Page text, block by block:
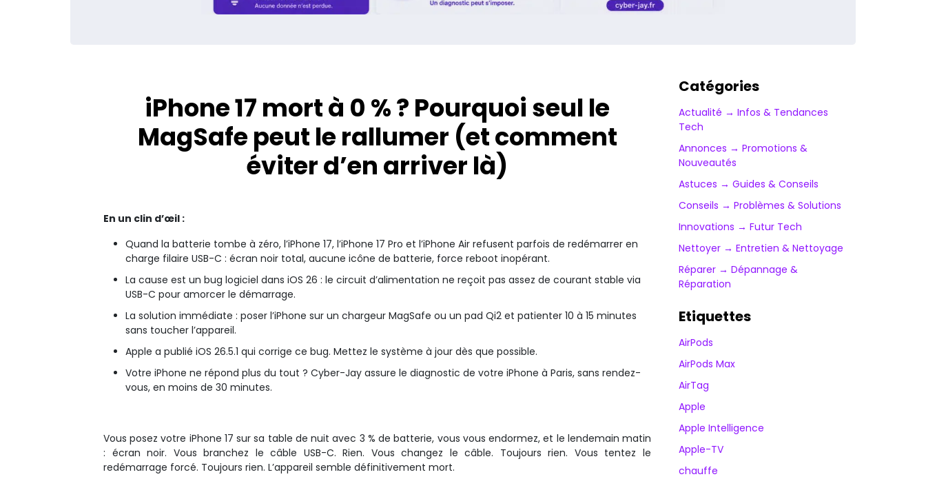
iPhone 17 mort à 0 % ? Pourquoi seul le
MagSafe peut le rallumer (et comment
éviter d’en arriver là)
En un clin d’œil :
Quand la batterie tombe à zéro, l’iPhone 17, l’iPhone 17 Pro et l’iPhone Air refusent parfois de redémarrer en
charge filaire USB-C : écran noir total, aucune icône de batterie, force reboot inopérant.
La cause est un bug logiciel dans iOS 26 : le circuit d’alimentation ne reçoit pas assez de courant stable via
USB-C pour amorcer le démarrage.
La solution immédiate : poser l’iPhone sur un chargeur MagSafe ou un pad Qi2 et patienter 10 à 15 minutes
sans toucher l’appareil.
Apple a publié iOS 26.5.1 qui corrige ce bug. Mettez le système à jour dès que possible.
Votre iPhone ne répond plus du tout ? Cyber-Jay assure le diagnostic de votre iPhone à Paris, sans rendez-
vous, en moins de 30 minutes.
Vous posez votre iPhone 17 sur sa table de nuit avec 3 % de batterie, vous vous endormez, et le lendemain matin
: écran noir. Vous branchez le câble USB-C. Rien. Vous changez le câble. Toujours rien. Vous tentez le
redémarrage forcé. Toujours rien. L’appareil semble définitivement mort.
Catégories
Actualité → Infos & Tendances
Tech
Annonces → Promotions &
Nouveautés
Astuces → Guides & Conseils
Conseils → Problèmes & Solutions
Innovations → Futur Tech
Nettoyer → Entretien & Nettoyage
Réparer → Dépannage &
Réparation
Etiquettes
AirPods
AirPods Max
AirTag
Apple
Apple Intelligence
Apple-TV
chauffe